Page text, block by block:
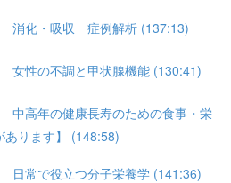
消化・吸収 症例解析 (137:13)
女性の不調と甲状腺機能 (130:41)
中高年の健康長寿のための食事・栄
あります】 (148:58)
日常で役立つ分子栄養学 (141:36)